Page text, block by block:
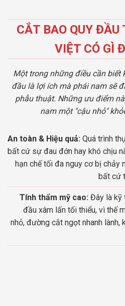
CẮT BAO QUY
VIỆT CÓ GÌ
Một trong những điều cần biết
đầu là lợi ích mà phái nam sẽ
phẫu thuật. Những ưu điểm
nam một "cậu nhỏ"
An toàn & Hiệu quả: Quá trình
bất cứ sự đau đớn hay khó chịu
hạn chế tối đa nguy cơ bị chảy
bất cứ
Tính thẩm mỹ cao: Đây là kỹ
đầu xâm lấn tối thiểu, vì thế
nhỏ, đường cắt ngọt nhanh lành,